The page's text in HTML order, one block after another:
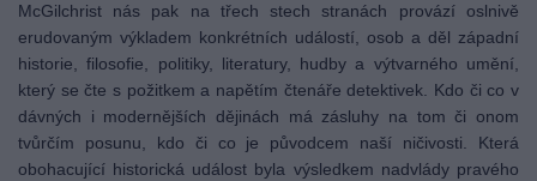
McGilchrist nás pak na třech stech stranách provází oslnivě
erudovaným výkladem konkrétních událostí, osob a děl západní
historie, filosofie, politiky, literatury, hudby a výtvarného umění,
který se čte s požitkem a napětím čtenáře detektivek. Kdo či co v
dávných i modernějších dějinách má zásluhy na tom či onom
tvůrčím posunu, kdo či co je původcem naší ničivosti. Která
obohacující historická událost byla výsledkem nadvlády pravého